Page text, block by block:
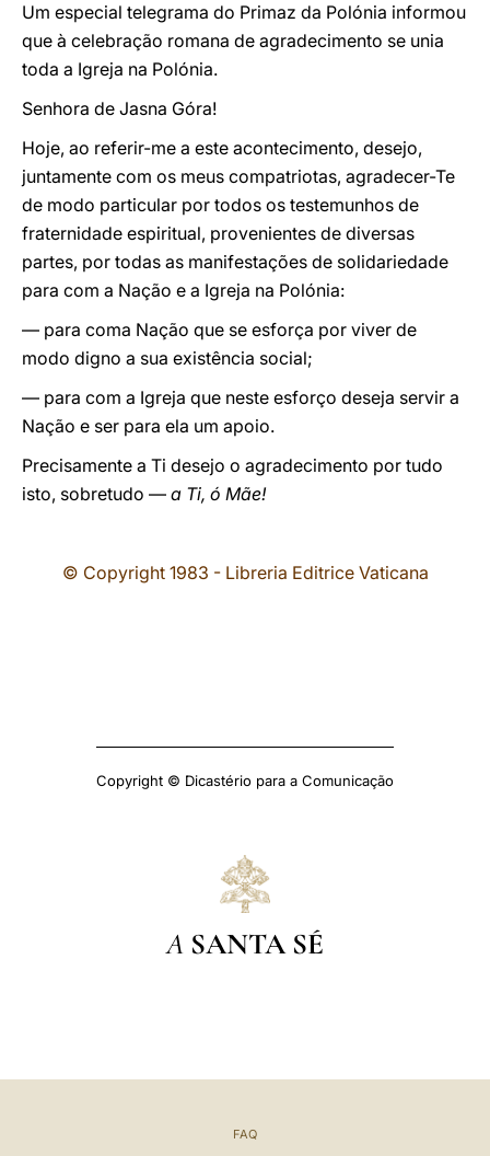
Um especial telegrama do Primaz da Polónia informou
que à celebração romana de agradecimento se unia
toda a Igreja na Polónia.
Senhora de Jasna Góra!
Hoje, ao referir-me a este acontecimento, desejo,
juntamente com os meus compatriotas, agradecer-Te
de modo particular por todos os testemunhos de
fraternidade espiritual, provenientes de diversas
partes, por todas as manifestações de solidariedade
para com a Nação e a Igreja na Polónia:
— para coma Nação que se esforça por viver de
modo digno a sua existência social;
— para com a Igreja que neste esforço deseja servir a
Nação e ser para ela um apoio.
Precisamente a Ti desejo o agradecimento por tudo
isto, sobretudo — a Ti, ó Mãe!
© Copyright 1983 - Libreria Editrice Vaticana
Copyright © Dicastério para a Comunicação
A SANTA SÉ
FAQ